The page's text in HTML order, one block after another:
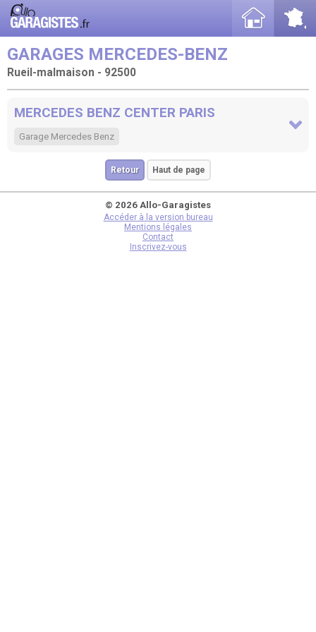
GARAGES MERCEDES-BENZ
Rueil-malmaison - 92500
MERCEDES BENZ CENTER PARIS
Garage Mercedes Benz
Retour Haut de page
© 2026 Allo-Garagistes
Accéder à la version bureau
Mentions légales
Contact
Inscrivez-vous